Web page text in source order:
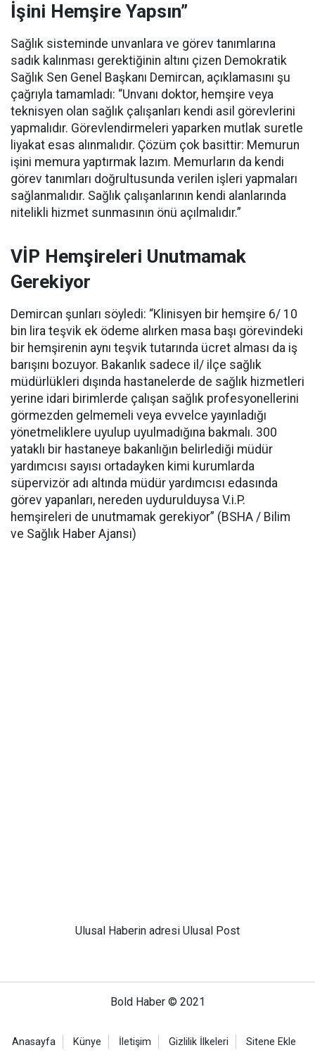
İşini Hemşire Yapsın”
Sağlık sisteminde unvanlara ve görev tanımlarına
sadık kalınması gerektiğinin altını çizen Demokratik
Sağlık Sen Genel Başkanı Demircan, açıklamasını şu
çağrıyla tamamladı: “Unvanı doktor, hemşire veya
teknisyen olan sağlık çalışanları kendi asil görevlerini
yapmalıdır. Görevlendirmeleri yaparken mutlak suretle
liyakat esas alınmalıdır. Çözüm çok basittir: Memurun
işini memura yaptırmak lazım. Memurların da kendi
görev tanımları doğrultusunda verilen işleri yapmaları
sağlanmalıdır. Sağlık çalışanlarının kendi alanlarında
nitelikli hizmet sunmasının önü açılmalıdır.”
VİP Hemşireleri Unutmamak
Gerekiyor
Demircan şunları söyledi: “Klinisyen bir hemşire 6/ 10
bin lira teşvik ek ödeme alırken masa başı görevindeki
bir hemşirenin aynı teşvik tutarında ücret alması da iş
barışını bozuyor. Bakanlık sadece il/ ilçe sağlık
müdürlükleri dışında hastanelerde de sağlık hizmetleri
yerine idari birimlerde çalışan sağlık profesyonellerini
görmezden gelmemeli veya evvelce yayınladığı
yönetmeliklere uyulup uyulmadığına bakmalı. 300
yataklı bir hastaneye bakanlığın belirlediği müdür
yardımcısı sayısı ortadayken kimi kurumlarda
süpervizör adı altında müdür yardımcısı edasında
görev yapanları, nereden uydurulduysa V.i.P.
hemşireleri de unutmamak gerekiyor” (BSHA / Bilim
ve Sağlık Haber Ajansı)
Ulusal Haberin adresi Ulusal Post
Bold Haber © 2021
Anasayfa Künye İletişim Gizlilik İlkeleri Sitene Ekle